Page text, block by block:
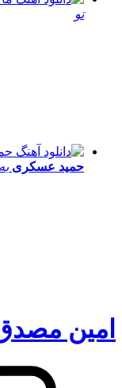
تو
حمید عسکری
امین